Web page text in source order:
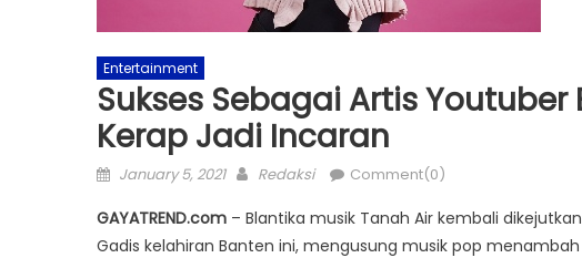
Entertainment
Sukses Sebagai Artis
Kerap Jadi Incaran
Posted
January 5, 2021 Author
Redaksi Comment(0)
GAYATREND.com – Blantika musik Tanah Air kembali
Gadis kelahiran Banten ini, mengusung musik pop